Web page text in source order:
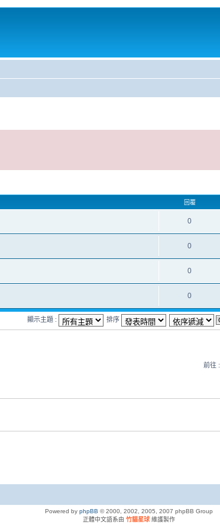
回覆
0
0
0
0
顯示主題 : 排序
前往 :
Powered by phpBB © 2000, 2002, 2005, 2007 phpBB Group
正體中文語系由 竹貓星球 維護製作